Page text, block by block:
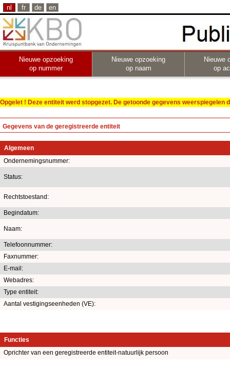
nl fr de en
Nieuwe opzoeking
op nummer
Nieuwe opzoeking
op naam
Nieuwe
op
Opgelet ! Deze entiteit werd stopgezet. De getoonde gegevens
Gegevens van de geregistreerde entiteit
Algemeen
Ondernemingsnummer:
Status:
Rechtstoestand:
Begindatum:
Naam:
Telefoonnummer:
Faxnummer:
E-mail:
Webadres:
Type entiteit:
Aantal vestigingseenheden (VE):
Functies
Oprichter van een geregistreerde entiteit-natuurlijk persoon